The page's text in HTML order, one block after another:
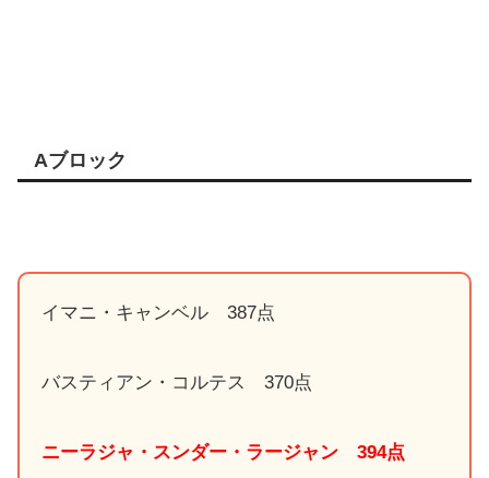
Aブロック
イマニ・キャンベル 387点
バスティアン・コルテス 370点
ニーラジャ・スンダー・ラージャン 394点